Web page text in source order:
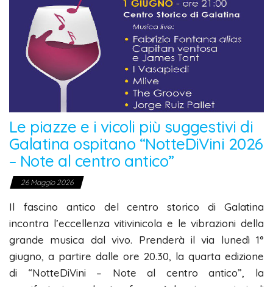
Le piazze e i vicoli più suggestivi di
Galatina ospitano “NotteDiVini 2026
– Note al centro antico”
26 Maggio 2026
Il fascino antico del centro storico di Galatina
incontra l’eccellenza vitivinicola e le vibrazioni della
grande musica dal vivo. Prenderà il via lunedì 1°
giugno, a partire dalle ore 20.30, la quarta edizione
di “NotteDiVini – Note al centro antico”, la